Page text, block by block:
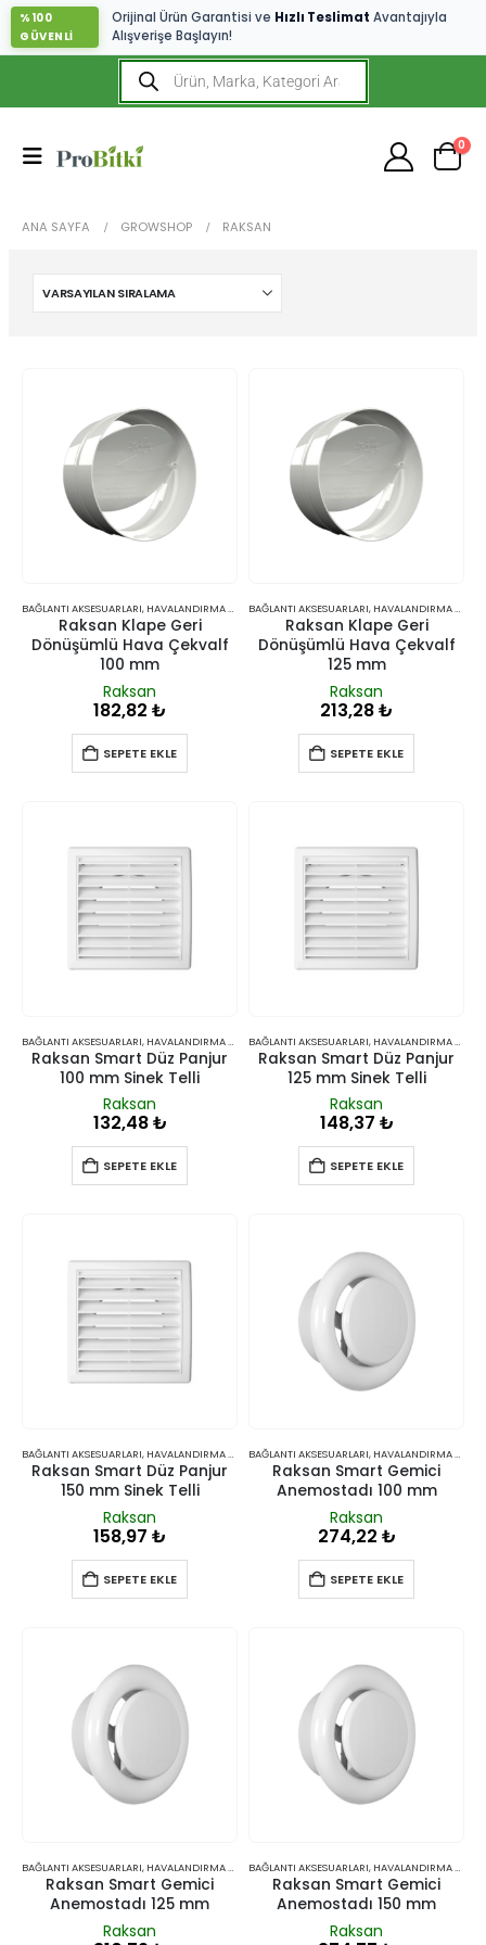
%100
GÜVENLİ
Orijinal Ürün Garantisi ve Hızlı Teslimat Avantajıyla
Alışverişe Başlayın!
0
ANA SAYFA GROWSHOP RAKSAN
BAĞLANTI AKSESUARLARI, HAVALANDIRMA VE İKLIMLENDIRME
Raksan Klape Geri
Dönüşümlü Hava Çekvalf
100 mm
Raksan
182,82 ₺
SEPETE EKLE
BAĞLANTI AKSESUARLARI, HAVALANDIRMA VE İKLIMLENDIRME
Raksan Klape Geri
Dönüşümlü Hava Çekvalf
125 mm
Raksan
213,28₺
SEPETE EKLE
BAĞLANTI AKSESUARLARI, HAVALANDIRMA VE İKLIMLENDIRME
Raksan Smart Düz Panjur
100 mm Sinek Telli
Raksan
132,48₺
SEPETE EKLE
BAĞLANTI AKSESUARLARI, HAVALANDIRMA VE İKLIMLENDIRME
Raksan Smart Düz Panjur
125 mm Sinek Telli
Raksan
148,37 ₺
SEPETE EKLE
BAĞLANTI AKSESUARLARI, HAVALANDIRMA VE İKLIMLENDIRME
Raksan Smart Düz Panjur
150 mm Sinek Telli
Raksan
158,97 ₺
SEPETE EKLE
BAĞLANTI AKSESUARLARI, HAVALANDIRMA VE İKLIMLENDIRME
Raksan Smart Gemici
Anemostadı 100 mm
Raksan
274,22 ₺
SEPETE EKLE
BAĞLANTI AKSESUARLARI, HAVALANDIRMA VE İKLIMLENDIRME
Raksan Smart Gemici
Anemostadı 125 mm
Raksan
BAĞLANTI AKSESUARLARI, HAVALANDIRMA VE İKLIMLENDIRME
Raksan Smart Gemici
Anemostadı 150 mm
Raksan